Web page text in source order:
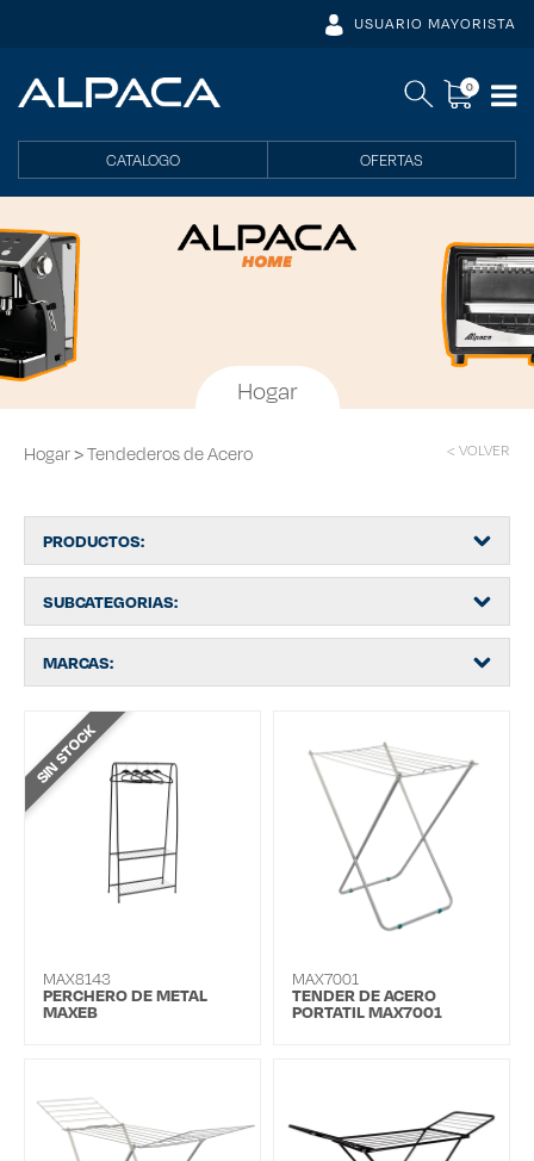
USUARIO MAYORISTA
0
CATALOGO OFERTAS
Hogar
Hogar>Tendederos de Acero < VOLVER
PRODUCTOS:
SUBCATEGORIAS:
MARCAS:
SIN STOCK
MAX8143
PERCHERO DE METAL
MAXEB
MAX7001
TENDER DE ACERO
PORTATIL MAX7001